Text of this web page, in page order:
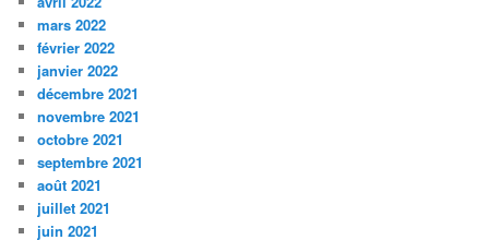
mars 2022
février 2022
janvier 2022
décembre 2021
novembre 2021
octobre 2021
septembre 2021
août 2021
juillet 2021
juin 2021